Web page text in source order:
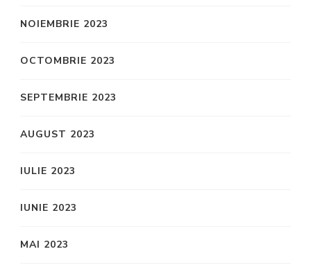
NOIEMBRIE 2023
OCTOMBRIE 2023
SEPTEMBRIE 2023
AUGUST 2023
IULIE 2023
IUNIE 2023
MAI 2023